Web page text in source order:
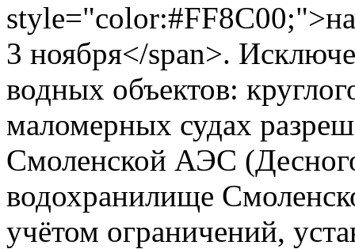
3 ноября</span>.
водных объектов:
маломерных судах
Смоленской АЭС
водохранилище
учётом ограничений,